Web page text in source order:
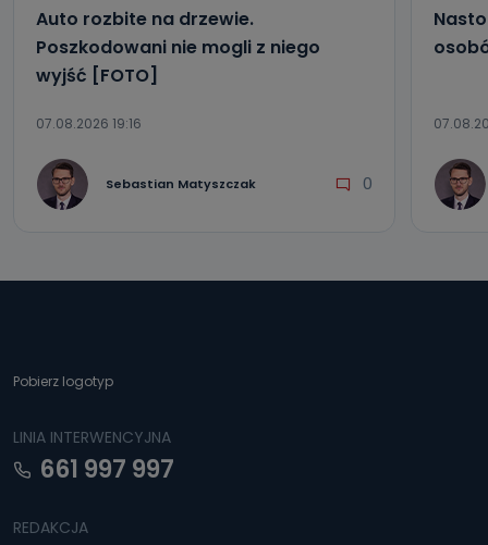
Auto rozbite na drzewie.
Poszkodowani nie mogli z niego
wyjść [FOTO]
07.08.2026 19:16
Sebastian Matyszczak 0
Pobierz logotyp
LINIA INTERWENCYJNA
661 997 997
REDAKCJA